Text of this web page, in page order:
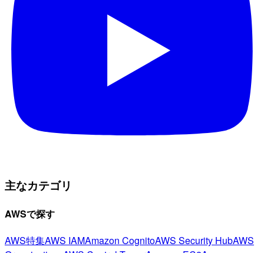
主なカテゴリ
AWSで探す
AWS特集AWS IAMAmazon CognitoAWS Security HubAWS